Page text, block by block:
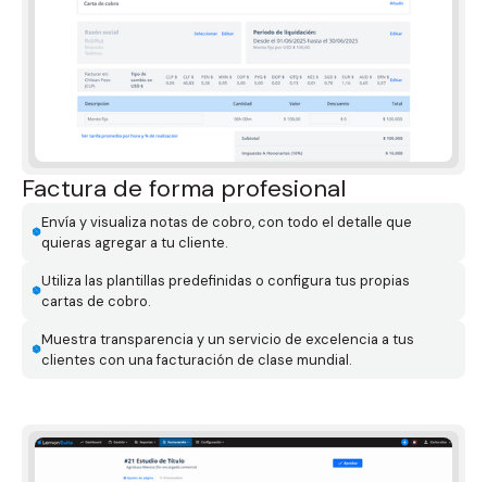
Factura de forma profesional
Envía y visualiza notas de cobro, con todo el detalle que
quieras agregar a tu cliente.
Utiliza las plantillas predefinidas o configura tus propias
cartas de cobro.
Muestra transparencia y un servicio de excelencia a tus
clientes con una facturación de clase mundial.